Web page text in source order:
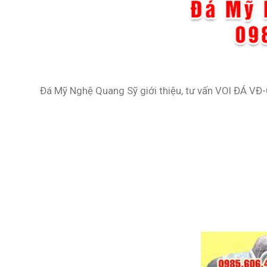
Đá Mỹ Nghệ Quang Sỹ giới thiệu, tư vấn VOI ĐÁ